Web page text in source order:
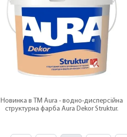
Новинка в ТМ Aura - водно-дисперсійна
структурна фарба Aura Dekor Struktur.